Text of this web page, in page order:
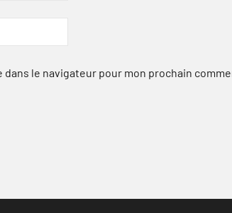
le navigateur pour mon prochain